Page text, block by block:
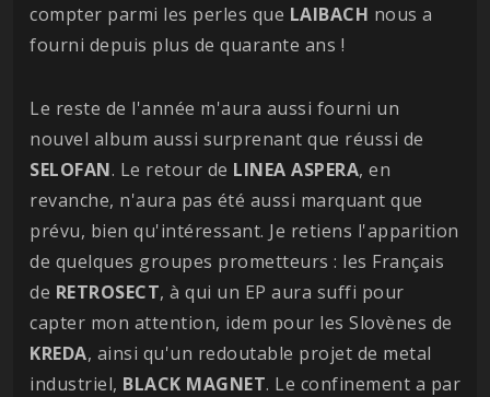
compter parmi les perles que LAIBACH nous a
fourni depuis plus de quarante ans !
Le reste de l'année m'aura aussi fourni un
nouvel album aussi surprenant que réussi de
SELOFAN. Le retour de LINEA ASPERA, en
revanche, n'aura pas été aussi marquant que
prévu, bien qu'intéressant. Je retiens l'apparition
de quelques groupes prometteurs : les Français
de RETROSECT, à qui un EP aura suffi pour
capter mon attention, idem pour les Slovènes de
KREDA, ainsi qu'un redoutable projet de metal
industriel, BLACK MAGNET. Le confinement a par